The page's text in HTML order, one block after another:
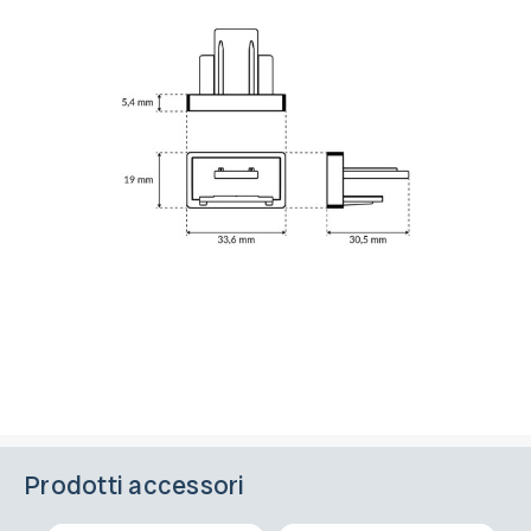
Prodotti accessori